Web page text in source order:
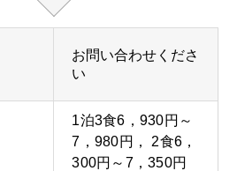
お問い合わせくださ
い
1泊3食6，930円～
7，980円， 2食6，
300円～7，350円